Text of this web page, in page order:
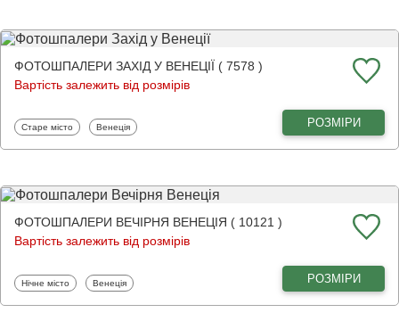
ФОТОШПАЛЕРИ ЗАХІД У ВЕНЕЦІЇ ( 7578 )
Вартість залежить від розмірів
Фотошпалери
Старе місто Фотошпалери
Венеція РОЗМІРИ
ФОТОШПАЛЕРИ ВЕЧІРНЯ ВЕНЕЦІЯ ( 10121 )
Вартість залежить від розмірів
Фотошпалери
Нічне місто Фотошпалери
Венеція РОЗМІРИ